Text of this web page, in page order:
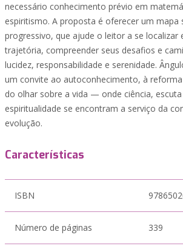
necessário conhecimento prévio em
espiritismo. A proposta é oferecer um mapa
progressivo, que ajude o leitor a se localizar
trajetória, compreender seus desafios e
lucidez, responsabilidade e serenidade.
um convite ao autoconhecimento, à
do olhar sobre a vida — onde ciência, escuta
espiritualidade se encontram a serviço da
evolução.
Características
ISBN
Número de páginas 339